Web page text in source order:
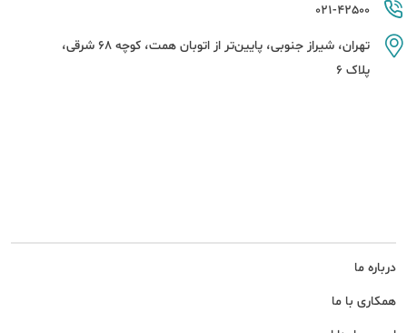
درباره ما
همکاری با ما
021-42500
تهران، شیراز جنوبی، پایین‌تر از اتوبان همت، کوچه 68 شرقی،
پلاک 6